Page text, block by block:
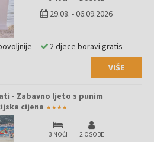
29.08. -06.09.2026
VIŠE
2 djece boravi gratis
- Zabavno ljeto s punim
cijena
3 NOĆI 2 OSOBE